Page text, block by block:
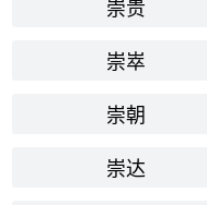
崇贵
崇崒
崇朝
崇达